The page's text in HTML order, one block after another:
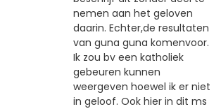
nemen aan het geloven
daarin. Echter,de resultaten
van guna guna komenvoor.
Ik zou bv een katholiek
gebeuren kunnen
weergeven hoewel ik er niet
in geloof. Ook hier in dit ms